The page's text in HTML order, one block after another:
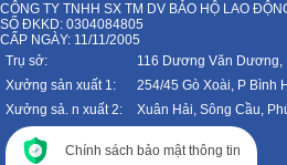
CÔNG TY TNHH SX TM DV BẢO HỘ LAO
SỐ ĐKKD: 0304084805
CẤP NGÀY: 11/11/2005
Trụ sở:
116 Dương Văn Dương,
Xưởng sản xuất 1:
254/45 Gò Xoài, P Bình
Xưởng sả. n xuất 2:
Xuân Hải, Sông Cầu,
Chính sách bảo mật thông tin